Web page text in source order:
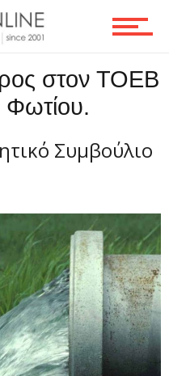
στον ΤΟΕΒ
Φωτίου.
Συμβούλιο